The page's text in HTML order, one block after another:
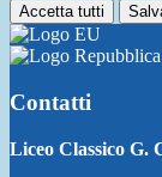
Accetta tutti
Contatti
Liceo Classico G.